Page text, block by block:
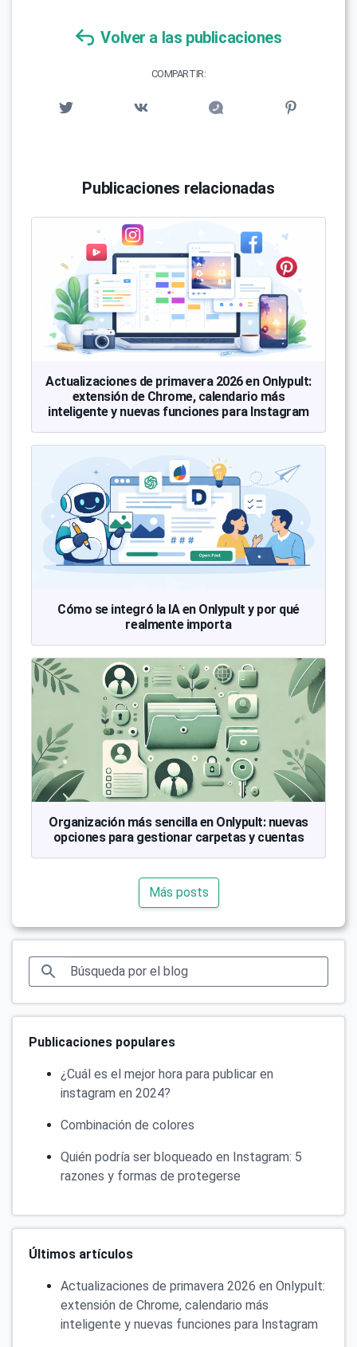
Volver a las publicaciones
COMPARTIR:
Publicaciones relacionadas
Actualizaciones de primavera 2026 en Onlypult:
extensión de Chrome, calendario más
inteligente y nuevas funciones para Instagram
Cómo se integró la IA en Onlypult y por qué
realmente importa
Organización más sencilla en Onlypult: nuevas
opciones para gestionar carpetas y cuentas
Más posts
Publicaciones populares
¿Cuál es el mejor hora para publicar en
instagram en 2024?
Combinación de colores
Quién podría ser bloqueado en Instagram: 5
razones y formas de protegerse
Últimos artículos
Actualizaciones de primavera 2026 en Onlypult:
extensión de Chrome, calendario más
inteligente y nuevas funciones para Instagram